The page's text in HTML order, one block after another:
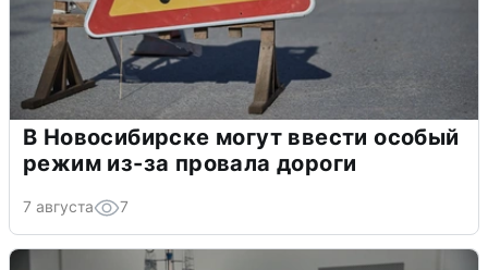
В Новосибирске могут ввести особый
режим из-за провала дороги
7 августа 7